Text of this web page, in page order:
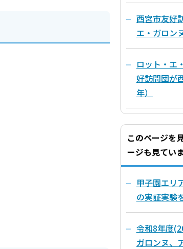
西宮市友好
エ・ガロン
ロット・エ
好訪問団が
年）
このページを
ージも見てい
甲子園エリ
の実証実験
令和8年度
ガロンヌ、